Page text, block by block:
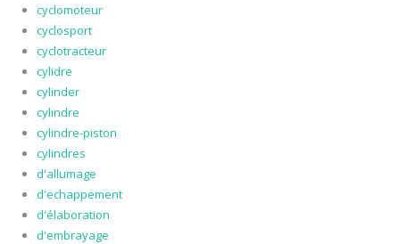
cyclomoteur
cyclosport
cyclotracteur
cylidre
cylinder
cylindre
cylindre-piston
cylindres
d'allumage
d'echappement
d'élaboration
d'embrayage